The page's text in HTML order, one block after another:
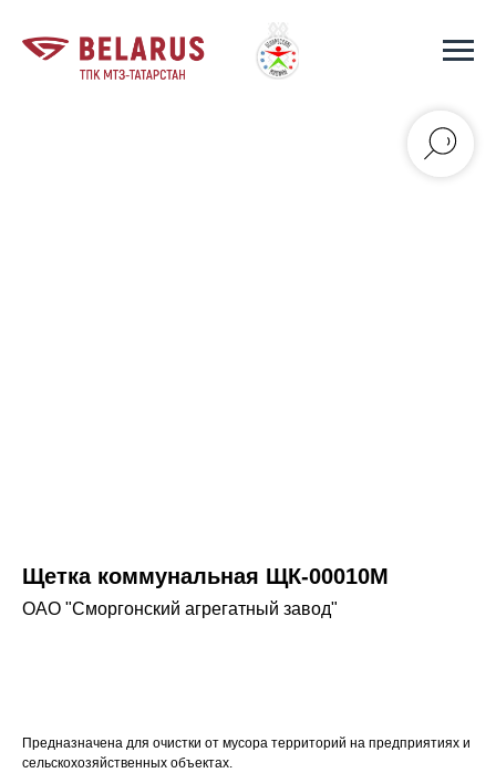
Щетка коммунальная ЩК-00010М
ОАО "Сморгонский агрегатный завод"
Предназначена для очистки от мусора территорий на предприятиях и
сельскохозяйственных объектах.